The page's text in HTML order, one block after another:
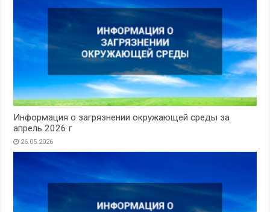
Информация о загрязнении окружающей среды за
апрель 2026 г
26.05.2026